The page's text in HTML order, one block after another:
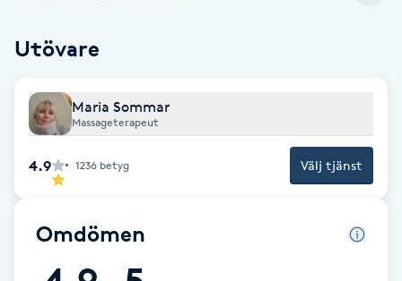
Dermapen
Diamantslipning
Enzympeeling
Extensions
Utövare
Maria Sommar
Massageterapeut
4.9 1236 betyg Välj tjänst
Omdömen